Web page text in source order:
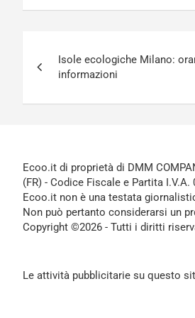
articoli
Isole ecologiche Milano:
informazioni
Ecoo.it di proprietà di DMM
(FR) - Codice Fiscale e Partita I.V.A.
Ecoo.it non è una testata
Non può pertanto considerarsi un
Copyright ©2026 - Tutti i diritti
Le attività pubblicitarie su questo